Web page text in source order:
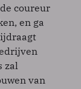
coureur
en ga
zal
van